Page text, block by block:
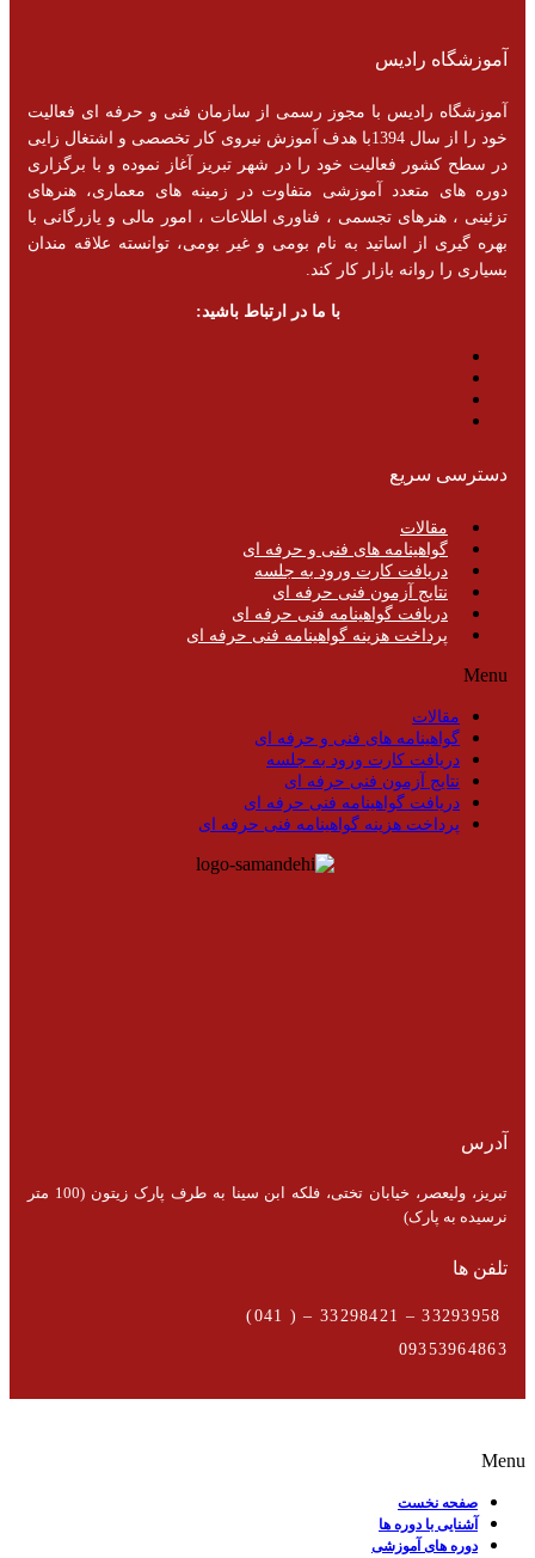
آموزشگاه رادیس
آموزشگاه رادیس با مجوز رسمی از سازمان فنی و حرفه ای فعالیت
خود را از سال 1394با هدف آموزش نیروی کار تخصصی و اشتغال زایی
در سطح کشور فعالیت خود را در شهر تبریز آغاز نموده و با برگزاری
دوره های متعدد آموزشی متفاوت در زمینه های معماری، هنرهای
تزئینی ، هنرهای تجسمی ، فناوری اطلاعات ، امور مالی و یازرگانی با
بهره گیری از اساتید به نام بومی و غیر بومی، توانسته علاقه مندان
بسیاری را روانه بازار کار کند.
با ما در ارتباط باشید:
دسترسی سریع
مقالات
گواهینامه های فنی و حرفه ای
دریافت کارت ورود به جلسه
نتایج آزمون فنی حرفه ای
دریافت گواهینامه فنی حرفه ای
پرداخت هزینه گواهینامه فنی حرفه ای
Menu
مقالات
گواهینامه های فنی و حرفه ای
دریافت کارت ورود به جلسه
نتایج آزمون فنی حرفه ای
دریافت گواهینامه فنی حرفه ای
پرداخت هزینه گواهینامه فنی حرفه ای
آدرس
تبریز، ولیعصر، خیابان تختی، فلکه ابن سینا به طرف پارک زیتون (100 متر
نرسیده به پارک)
تلفن ها
09353964863
Menu
صفحه نخست
آشنایی با دوره ها
دوره های آموزشی